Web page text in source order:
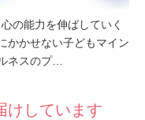
の能力を伸ばしていく
かかせない子どもマイン
ネスのプ…
けしています